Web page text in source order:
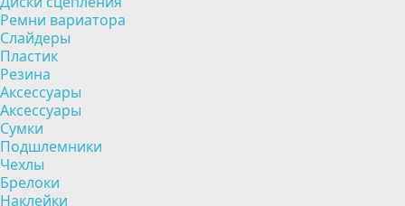
Ремни вариатора
Слайдеры
Пластик
Резина
Аксессуары
Аксессуары
Сумки
Подшлемники
Чехлы
Брелоки
Наклейки